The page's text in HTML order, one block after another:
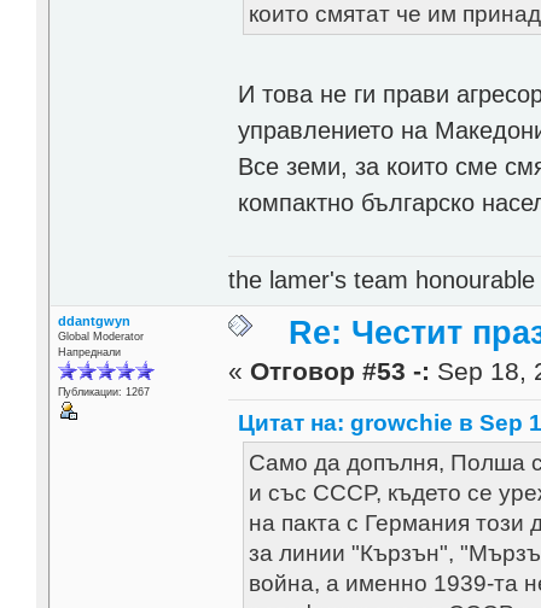
които смятат че им
И това не ги прави
управлението на
Все земи, за които сме
компактно българско
the lamer's team
ddantgwyn
Global Moderator
Напреднали
Публикации: 1267
Re: Честит
« Отговор #53 -: Sep 18,
Цитат на: growchie в Sep
Само да допълня, Полша
и със СССР, където се
на пакта с Германия този
за линии "Кързън",
война, а именно 1939-та